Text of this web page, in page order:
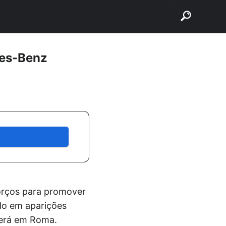
Benz
para promover
em aparições
em Roma.